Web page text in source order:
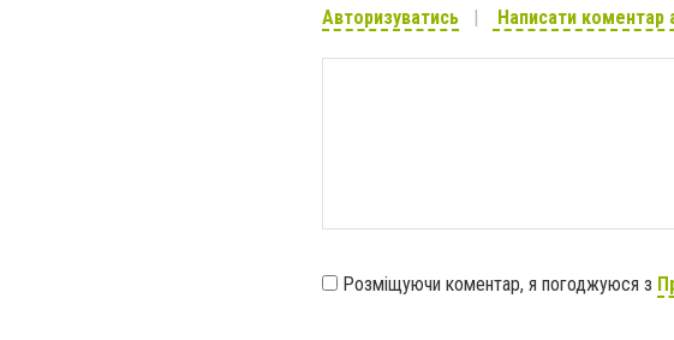
Авторизуватись Написати коментар
Розміщуючи коментар, я погоджуюся з